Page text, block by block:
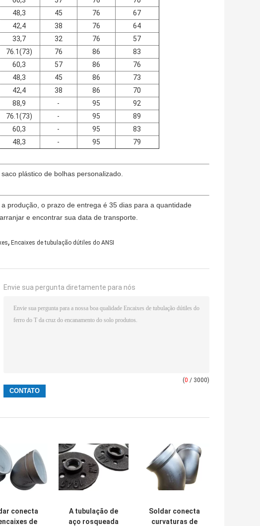
48,3 45 76
67
42,4 38 76
64
33,7 32 76
57
76.1(73) 76 86
83
60,3 57 86
76
48,3 45 86
73
42,4 38 86
70
88,9 - 95
92
76.1(73) - 95
89
60,3 - 95
83
48,3 - 95 79
plástico de bolhas personalizado.
produção, o prazo de entrega é 35 dias para a quantidade
e encontrar sua data de transporte.
, Encaixes de tubulação dútiles do ANSI
Envie sua pergunta diretamente para nós
(0 / 3000)
conecta
de
A tubulação de
aço rosqueada
Soldar conecta
curvaturas de